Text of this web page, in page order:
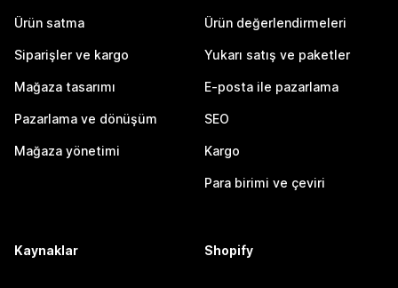
Ürün satma
Siparişler ve kargo
Mağaza tasarımı
Pazarlama ve dönüşüm
Mağaza yönetimi
Ürün değerlendirmeleri
Yukarı satış ve paketler
E-posta ile pazarlama
SEO
Kargo
Para birimi ve çeviri
Kaynaklar Shopify